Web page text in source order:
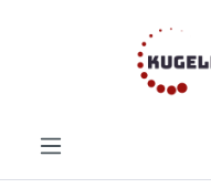
Zum Hauptinhalt springen